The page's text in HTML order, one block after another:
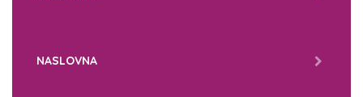
NASLOVNA